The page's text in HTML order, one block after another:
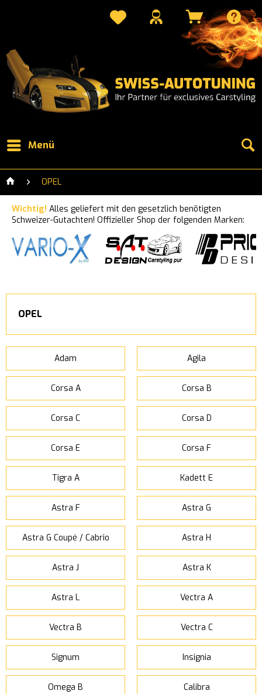
Menü
OPEL
Wichtig! Alles geliefert mit den gesetzlich benötigten
Schweizer-Gutachten! Offizieller Shop der folgenden Marken:
OPEL
Adam Agila
Corsa A Corsa B
Corsa C Corsa D
Corsa E Corsa F
Tigra A Kadett E
Astra F Astra G
Astra G Coupé / Cabrio Astra H
Astra J Astra K
Astra L Vectra A
Vectra B Vectra C
Signum Insignia
Omega B Calibra